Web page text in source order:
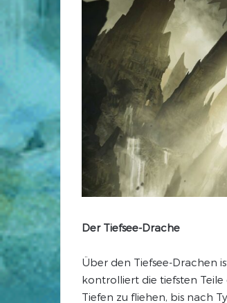
Der Tiefsee-Drache
Über den Tiefsee-Drachen
kontrolliert die tiefsten Teile
Tiefen zu fliehen, bis nach